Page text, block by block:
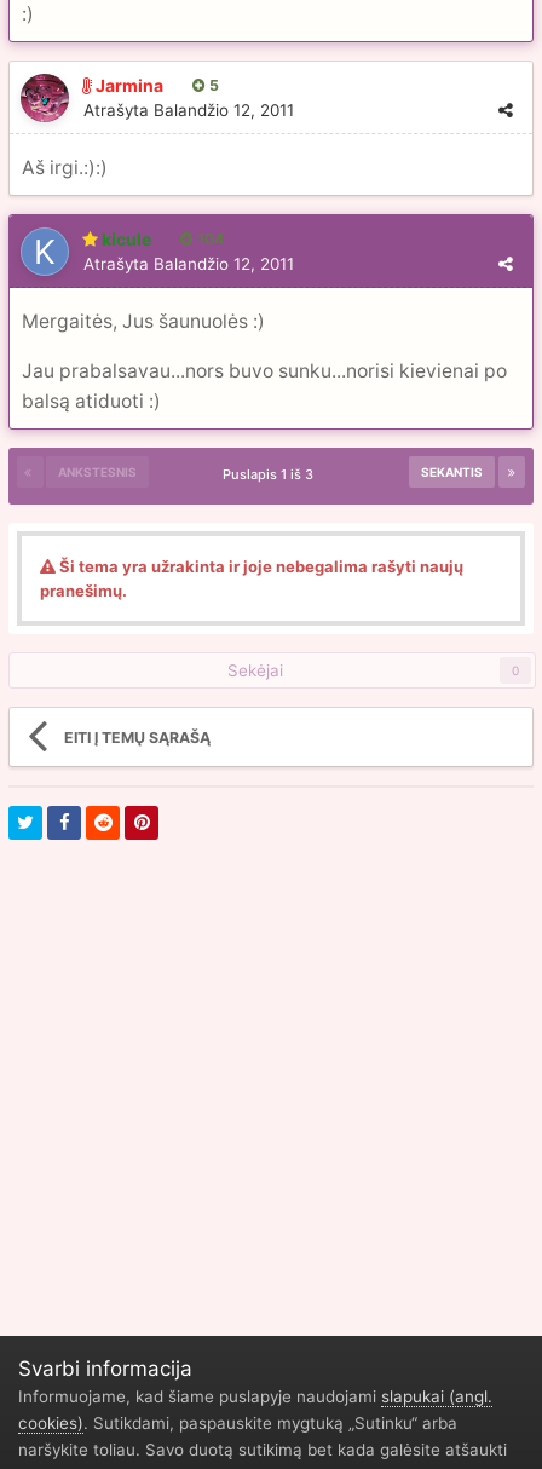
:)
Jarmina 5
Atrašyta Balandžio 12, 2011
Aš irgi.:):)
kicule 104
Atrašyta Balandžio 12, 2011
Mergaitės, Jus šaunuolės :)
Jau prabalsavau...nors buvo sunku...norisi kievienai po
balsą atiduoti :)
ANKSTESNIS SEKANTIS
Puslapis 1 iš 3
Ši tema yra užrakinta ir joje nebegalima rašyti naujų
pranešimų.
Sekėjai 0
EITI Į TEMŲ SĄRAŠĄ
Privatumo politika Geliu parduotuve Vilnius
Durų restauravimas
Svarbi informacija
Informuojame, kad šiame puslapyje naudojami slapukai (angl.
cookies). Sutikdami, paspauskite mygtuką „Sutinku“ arba
naršykite toliau. Savo duotą sutikimą bet kada galėsite atšaukti